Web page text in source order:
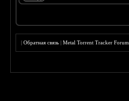
|Обратная связь |Metal Torrent Tracker Forum